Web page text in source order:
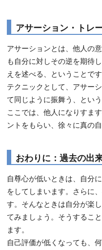
アサーション・トレ
アサーションとは、他人の
も自分に対しその逆を期待
えを述べる、ということです
テクニックとして、アサー
て同じように振舞う、という
ここでは、他人になりすま
ントをもらい、徐々に真の
おわりに：過去の出
自尊心が低いときは、自分
をしてしまいます。さらに
す。そんなときは自分が楽
てみましょう。そうするこ
ます。
自己評価が低くなっても、